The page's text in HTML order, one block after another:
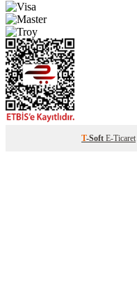
T-Soft E-Ticaret